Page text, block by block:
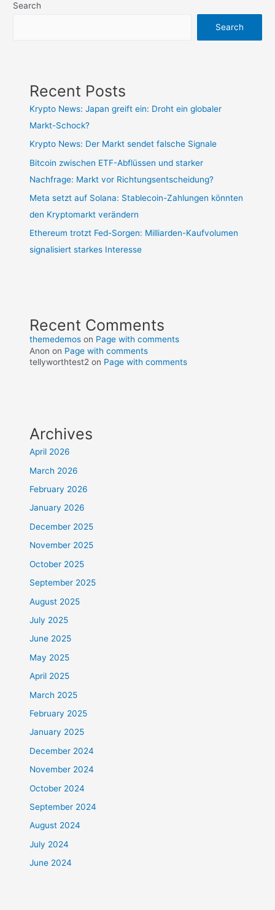
Search
Search
Recent Posts
Krypto News: Japan greift ein: Droht ein globaler
Markt-Schock?
Krypto News: Der Markt sendet falsche Signale
Bitcoin zwischen ETF-Abflüssen und starker
Nachfrage: Markt vor Richtungsentscheidung?
Meta setzt auf Solana: Stablecoin-Zahlungen könnten
den Kryptomarkt verändern
Ethereum trotzt Fed-Sorgen: Milliarden-Kaufvolumen
signalisiert starkes Interesse
Recent Comments
themedemos on Page with comments
Anon on Page with comments
tellyworthtest2 on Page with comments
Archives
April 2026
March 2026
February 2026
January 2026
December 2025
November 2025
October 2025
September 2025
August 2025
July 2025
June 2025
May 2025
April 2025
March 2025
February 2025
January 2025
December 2024
November 2024
October 2024
September 2024
August 2024
July 2024
June 2024